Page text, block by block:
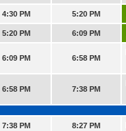
4:30 PM 5:20 PM
5:20 PM 6:09 PM
6:09 PM 6:58 PM
6:58 PM 7:38 PM
7:38 PM
8:27 PM